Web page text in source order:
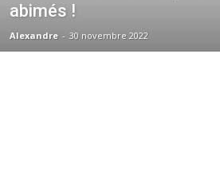
abimés !
Alexandre - 30 novembre 2022